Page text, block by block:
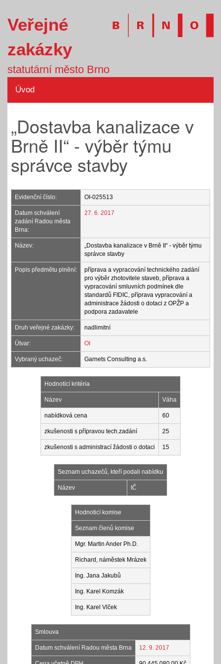
Veřejné
zakázky
statutární město Brno
Úvod
„Dostavba kanalizace v
Brně II“ - výběr týmu
správce stavby
Evidenční číslo: OI-025513
Datum schválení
zadání Radou města
Brna:
27. 6. 2017
Název:
„Dostavba kanalizace v Brně II“ - výběr týmu
správce stavby
Popis předmětu plnění:
příprava a vypracování technického zadání
pro výběr zhotovitele staveb, příprava a
vypracování smluvních podmínek dle
standardů FIDIC, příprava vypracování a
administrace žádosti o dotaci z OPŽP a
podpora zadavatele
Druh veřejné zakázky: nadlimitní
Útvar: OI
Vybraný uchazeč: Garnets Consulting a.s.
Hodnotící kritéria
Název Váha
nabídková cena 60
zkušenosti s přípravou tech.zadání 25
zkušenosti s administrací žádosti o dotaci 15
Seznam uchazečů, kteří podali nabídku
Název IČ
Hodnoticí komise
Seznam členů komise
Mgr. Martin Ander Ph.D.
Richard, náměstek Mrázek
Ing. Jana Jakubů
Ing. Karel Komzák
Ing. Karel Vlček
Smlouva
Datum schválení Radou města Brna 12. 9. 2017